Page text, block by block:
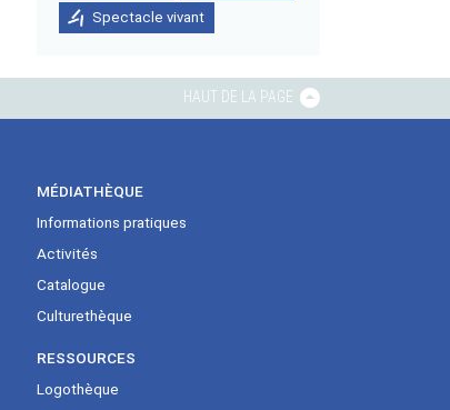
Spectacle vivant
HAUT DE LA PAGE
MÉDIATHÈQUE
Informations pratiques
Activités
Catalogue
Culturethèque
RESSOURCES
Logothèque